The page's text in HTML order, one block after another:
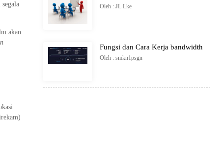
akan
Oleh : JL Lke
Fungsi dan Cara Kerja bandwidth
Oleh : smkn1psgn